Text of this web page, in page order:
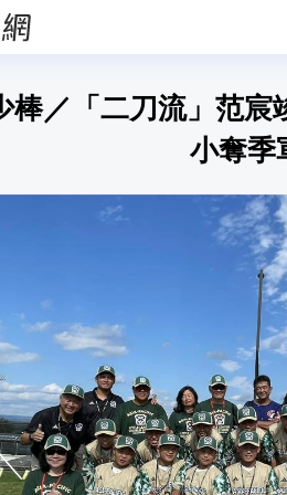
棒／「二刀流」范宸
小奪季